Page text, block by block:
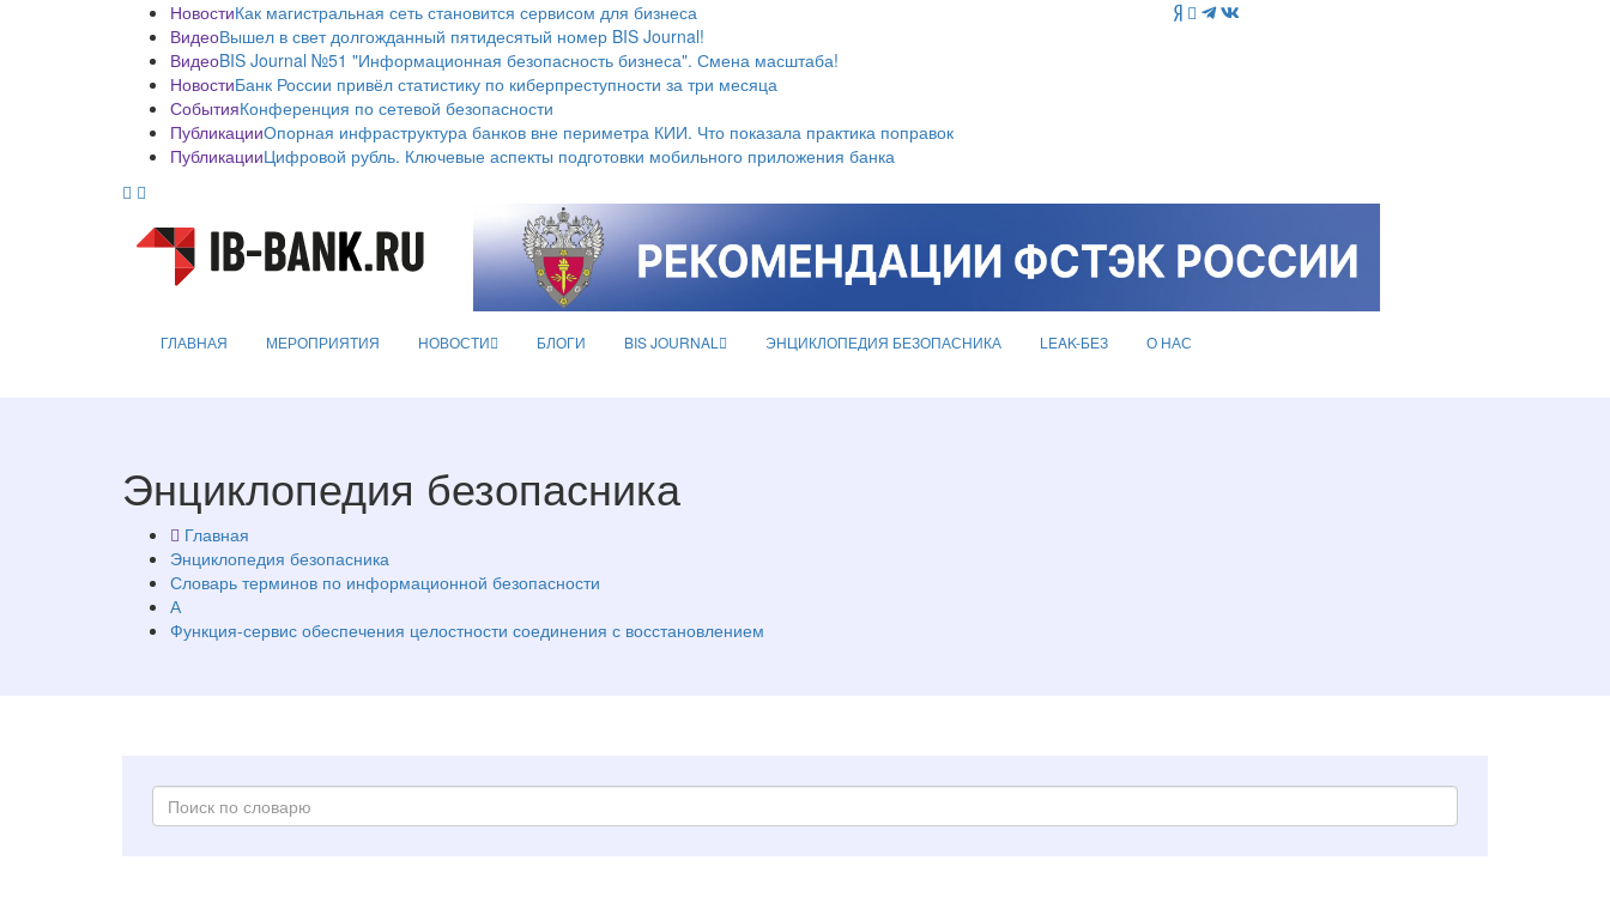
НовостиКак магистральная сеть становится сервисом для бизнеса
ВидеоВышел в свет долгожданный пятидесятый номер BIS Journal!
ВидеоBIS Journal №51 "Информационная безопасность бизнеса". Смена масштаба!
НовостиБанк России привёл статистику по киберпреступности за три месяца
СобытияКонференция по сетевой безопасности
ПубликацииОпорная инфраструктура банков вне периметра КИИ. Что показала практика поправок
ПубликацииЦифровой рубль. Ключевые аспекты подготовки мобильного приложения банка
ГЛАВНАЯ МЕРОПРИЯТИЯ НОВОСТИ БЛОГИ BIS JOURNAL ЭНЦИКЛОПЕДИЯ БЕЗОПАСНИКА LEAK-БЕЗ О НАС
Энциклопедия безопасника
Главная
Энциклопедия безопасника
Словарь терминов по информационной безопасности
А
Функция-сервис обеспечения целостности соединения с восстановлением